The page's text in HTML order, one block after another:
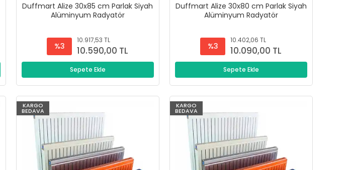
Duffmart Alize 30x85 cm Parlak Siyah
Alüminyum Radyatör
%3
10.917,53 TL
10.590,00 TL
Sepete Ekle
Duffmart Alize 30x80 cm Parlak Siyah
Alüminyum Radyatör
%3
10.402,06 TL
10.090,00 TL
Sepete Ekle
KARGO
BEDAVA
KARGO
BEDAVA